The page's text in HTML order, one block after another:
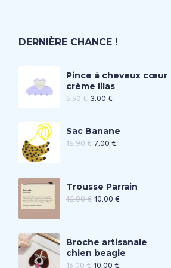
DERNIÈRE CHANCE !
Pince à cheveux cœur
crème lilas
5.50€ 3.00 €
Sac Banane
16.90€ 7.00 €
Trousse Parrain
16.00€ 10.00 €
Broche artisanale
chien beagle
15.00€ 10.00 €